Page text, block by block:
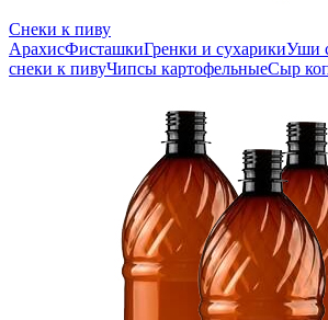
Снеки к пиву
АрахисФисташкиГренки и сухарикиУши
снеки к пивуЧипсы картофельныеСыр